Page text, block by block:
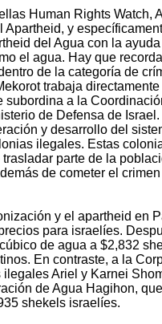
Human Rights Watch,
y
del Agua con la
el agua. Hay que
de la categoría de
trabaja
a la
de Defensa de
y desarrollo del
ilegales. Estas
parte de la
de cometer el
y el apartheid en
para israelíes.
de agua a $2,832
En contraste, a la
Ariel y Karnei
de Agua Hagihon,
shekels israelíes.